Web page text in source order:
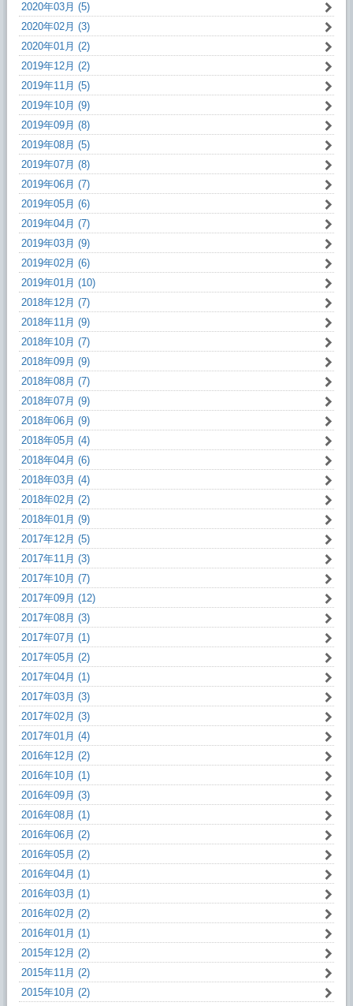
2020年03月 (5)
2020年02月 (3)
2020年01月 (2)
2019年12月 (2)
2019年11月 (5)
2019年10月 (9)
2019年09月 (8)
2019年08月 (5)
2019年07月 (8)
2019年06月 (7)
2019年05月 (6)
2019年04月 (7)
2019年03月 (9)
2019年02月 (6)
2019年01月 (10)
2018年12月 (7)
2018年11月 (9)
2018年10月 (7)
2018年09月 (9)
2018年08月 (7)
2018年07月 (9)
2018年06月 (9)
2018年05月 (4)
2018年04月 (6)
2018年03月 (4)
2018年02月 (2)
2018年01月 (9)
2017年12月 (5)
2017年11月 (3)
2017年10月 (7)
2017年09月 (12)
2017年08月 (3)
2017年07月 (1)
2017年05月 (2)
2017年04月 (1)
2017年03月 (3)
2017年02月 (3)
2017年01月 (4)
2016年12月 (2)
2016年10月 (1)
2016年09月 (3)
2016年08月 (1)
2016年06月 (2)
2016年05月 (2)
2016年04月 (1)
2016年03月 (1)
2016年02月 (2)
2016年01月 (1)
2015年12月 (2)
2015年11月 (2)
2015年10月 (2)